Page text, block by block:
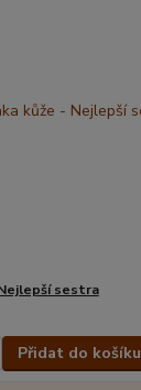
sestra
Přidat do košíku